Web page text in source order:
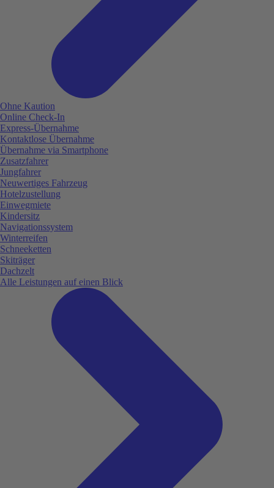
Ohne Kaution
Online Check-In
Express-Übernahme
Kontaktlose Übernahme
Übernahme via Smartphone
Zusatzfahrer
Jungfahrer
Neuwertiges Fahrzeug
Hotelzustellung
Einwegmiete
Kindersitz
Navigationssystem
Winterreifen
Schneeketten
Skiträger
Dachzelt
Alle Leistungen auf einen Blick